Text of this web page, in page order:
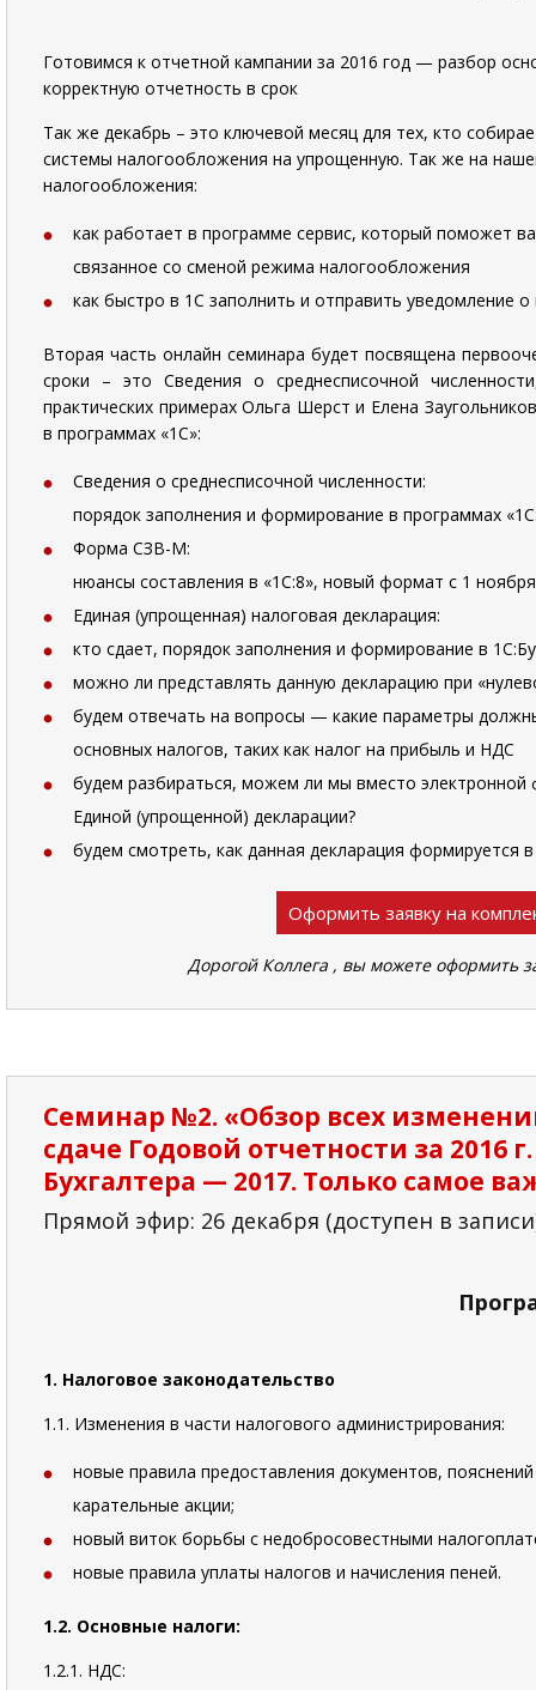
Готовимся к отчетной кампании за 2016 год — разбор
корректную отчетность в срок
Так же декабрь – это ключевой месяц для тех, кто
системы налогообложения на упрощенную. Так же на
налогообложения:
как работает в программе сервис, который поможет
связанное со сменой режима налогообложения
как быстро в 1С заполнить и отправить уведомление
Вторая часть онлайн семинара будет посвящена
сроки – это Сведения о среднесписочной
практических примерах Ольга Шерст и Елена
в программах «1С»:
Сведения о среднесписочной численности:
порядок заполнения и формирование в программах
Форма СЗВ-М:
нюансы составления в «1С:8», новый формат с 1
Единая (упрощенная) налоговая декларация:
кто сдает, порядок заполнения и формирование в
можно ли представлять данную декларацию при
будем отвечать на вопросы — какие параметры
основных налогов, таких как налог на прибыль и НДС
будем разбираться, можем ли мы вместо
Единой (упрощенной) декларации?
будем смотреть, как данная декларация формируется
Оформить заявку на
Дорогой Коллега , вы можете оформить
Семинар №2. «Обзор всех
сдаче Годовой отчетности за 2016
Бухгалтера — 2017. Только самое
Прямой эфир: 26 декабря (доступен в
1. Налоговое законодательство
1.1. Изменения в части налогового администрирования:
новые правила предоставления документов,
карательные акции;
новый виток борьбы с недобросовестными
новые правила уплаты налогов и начисления пеней.
1.2. Основные налоги:
1.2.1. НДС: